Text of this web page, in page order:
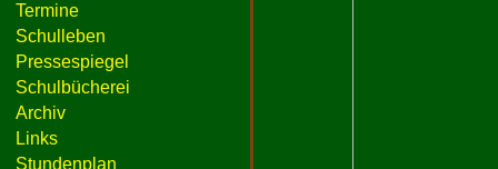
Termine
Schulleben
Pressespiegel
Schulbücherei
Archiv
Links
Stundenplan